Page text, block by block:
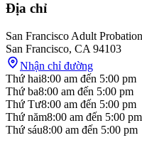
Địa chỉ
San Francisco Adult Probation
San Francisco, CA 94103
Nhận chỉ đường
Thứ hai8:00 am đến 5:00 pm
Thứ ba8:00 am đến 5:00 pm
Thứ Tư8:00 am đến 5:00 pm
Thứ năm8:00 am đến 5:00 pm
Thứ sáu8:00 am đến 5:00 pm